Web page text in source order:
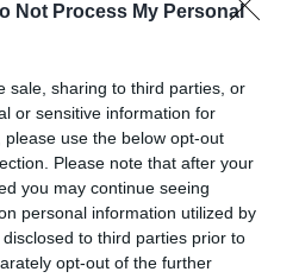
Not Process My Personal
sale, sharing to third parties, or
or sensitive information for
use the below opt-out
Please note that after your
you may continue seeing
personal information utilized by
to third parties prior to
opt-out of the further
et Rose